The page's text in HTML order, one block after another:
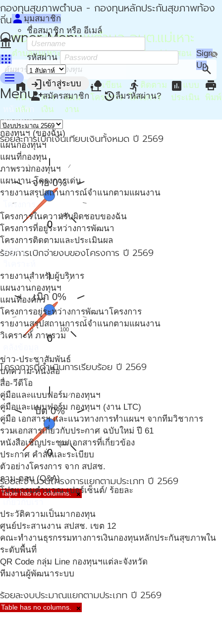
กองทุนสุขภาพตำบล - กองทุนหลักประกันสุขภาพท้อง
ถิ่น - กปท
Owner Menu
apps
person มุมสมาชิก
ชื่อสมาชิก หรือ อีเมล์
รหัสผ่าน visibility_off
loginเข้าสู่ระบบ
person_addสมัครสมาชิก restoreลืมรหัสผ่าน?
Sign
Up
menu
Menu
หน้าแรก
กองทุนฯ
กองทุนฯ (ของฉัน)
แผนกองทุนฯ
แผนที่กองทุน
ภาพรวมกองทุนฯ
แผนงาน-โครงการเด่น
รายงานสรุปสถานการณ์จำแนกตามแผนงาน
โครงการ
โครงการในความรับผิดชอบของฉัน
โครงการที่อยู่ระหว่างการพัฒนา
โครงการติดตามและประเมินผล
ปฎิทิน
รายงานสำหรับผู้บริหาร
แผนงานกองทุนฯ
แผนที่องค์กร
โครงการอยู่ระหว่างการพัฒนาโครงการ
รายงานสรุปสถานการณ์จำแนกตามแผนงาน
วิเคราะห์ ภาพรวม
ข่าว-ประชาสัมพันธ์
บทความ-หนังสือ
สื่อ-วีดีโอ
คู่มือและแบบฟอร์ม กองทุนฯ
คู่มือและแบบฟอร์ม กองทุนฯ (งาน LTC)
คู่มือ เอกสารฯ และแนวทางการทำแผนฯ จากทีมวิชาการ
รวมเอกสารเกี่ยวกับประกาศ ฉบับใหม่ ปี 61
หนังสือเชิญประชุม/เอกสารที่เกี่ยวข้อง
ประกาศ คำสั่งและระเบียบ
ตัวอย่างโครงการ จาก สปสช.
ถาม-ตอบ (Q&A)
โปรแกรมคำนวณ เปอร์เซ็นต์/ ร้อยละ
ประวัติความเป็นมากองทุน
ศูนย์ประสานงาน สปสช. เขต 12
คณะทำงานธุรกรรมทางการเงินกองทุนหลักประกันสุขภาพใน
ระดับพื้นที่
QR Code กลุ่ม Line กองทุนฯแต่ละจังหวัด
ทีมงานผู้พัฒนาระบบ
account_balanceกองทุนสุขภาพตำบล อบต.แม่เหาะ
ตำบลแม่เหาะ อำเภอแม่สะเรียง จังหวัดแม่ฮ่องสอน
search
home
หน้า
หลัก
attach_money
การ
เงิน
device_hub
แผน
งาน
nature_peopleเขียน
โครงการ
directions_run ติดตาม
โครงการ
assessment แบบ
ประเมิน
print
พิมพ์
ร้อยละการเบิกเงินเทียบเงินทั้งหมด ปี 2569
จ่าย 0%
0 100
0
ร้อยการเบิกจ่ายงบของโครงการ ปี 2569
เบิก 0%
0 100
0
โครงการที่ดำเนินการเรียบร้อย ปี 2569
ปิด 0%
0 100
0
ร้อยละจำนวนโครงการแยกตามประเภท ปี 2569
Table has no columns. ×
ร้อยละงบประมาณแยกตามประเภท ปี 2569
Table has no columns. ×